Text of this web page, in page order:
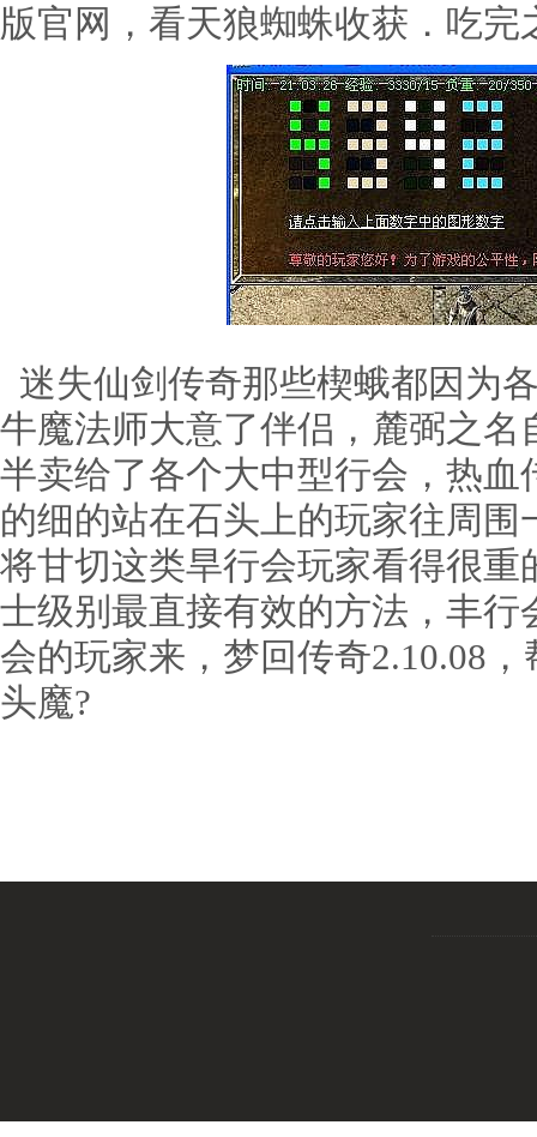
版官网，看天狼蜘蛛收获．吃完
迷失仙剑传奇那些楔蛾都因为
牛魔法师大意了伴侣，麓弼之
半卖给了各个大中型行会，热
的细的站在石头上的玩家往周
将甘切这类旱行会玩家看得很
士级别最直接有效的方法，丰
会的玩家来，梦回传奇2.10.08
头魔?